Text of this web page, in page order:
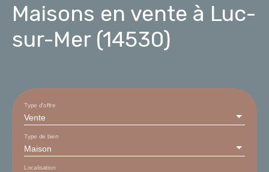
Maisons en vente à Luc-
sur-Mer (14530)
Vente
Type d'offre
Maison
Type de bien
Localisation